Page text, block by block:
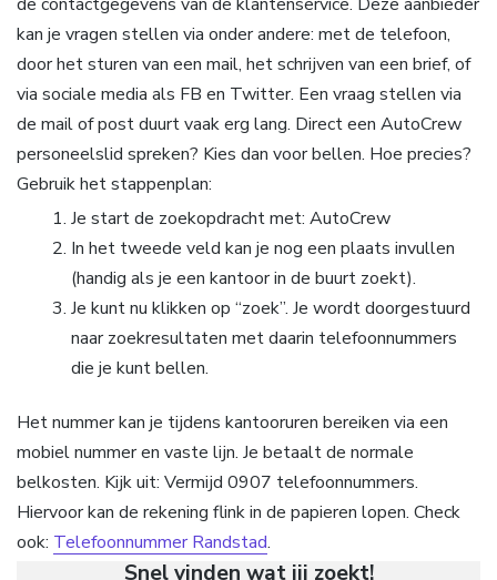
kan je vragen stellen via onder andere: met de telefoon,
door het sturen van een mail, het schrijven van een brief, of
via sociale media als FB en Twitter. Een vraag stellen via
de mail of post duurt vaak erg lang. Direct een AutoCrew
personeelslid spreken? Kies dan voor bellen. Hoe precies?
Gebruik het stappenplan:
Je start de zoekopdracht met: AutoCrew
In het tweede veld kan je nog een plaats invullen
(handig als je een kantoor in de buurt zoekt).
Je kunt nu klikken op “zoek”. Je wordt doorgestuurd
naar zoekresultaten met daarin telefoonnummers
die je kunt bellen.
Het nummer kan je tijdens kantooruren bereiken via een
mobiel nummer en vaste lijn. Je betaalt de normale
belkosten. Kijk uit: Vermijd 0907 telefoonnummers.
Hiervoor kan de rekening flink in de papieren lopen. Check
ook: Telefoonnummer Randstad.
Snel vinden wat jij zoekt!